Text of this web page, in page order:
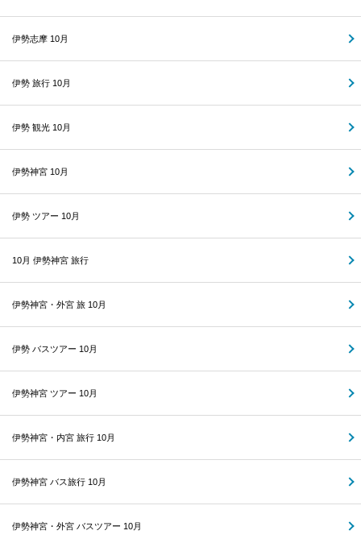
伊勢志摩 10月
伊勢 旅行 10月
伊勢 観光 10月
伊勢神宮 10月
伊勢 ツアー 10月
10月 伊勢神宮 旅行
伊勢神宮・外宮 旅 10月
伊勢 バスツアー 10月
伊勢神宮 ツアー 10月
伊勢神宮・内宮 旅行 10月
伊勢神宮 バス旅行 10月
伊勢神宮・外宮 バスツアー 10月